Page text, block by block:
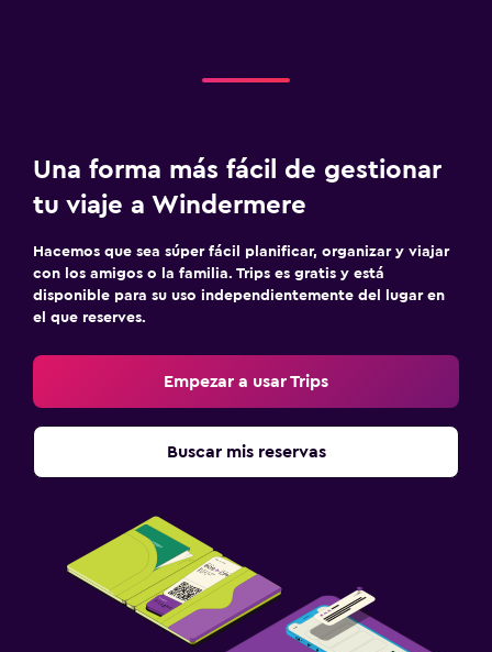
Una forma más fácil de gestionar
tu viaje a Windermere
Hacemos que sea súper fácil planificar, organizar y viajar
con los amigos o la familia. Trips es gratis y está
disponible para su uso independientemente del lugar en
el que reserves.
Empezar a usar Trips
Buscar mis reservas